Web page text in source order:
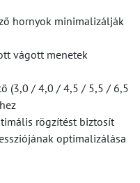
hornyok minimalizálják
vágott menetek
(3,0 / 4,0 / 4,5 / 5,5 / 6,5
rögzítést biztosít
optimalizálása